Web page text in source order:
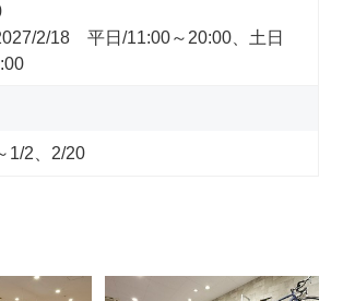
ド一覧
2/18 平日/11:00～20:00、土日
1/2、2/20